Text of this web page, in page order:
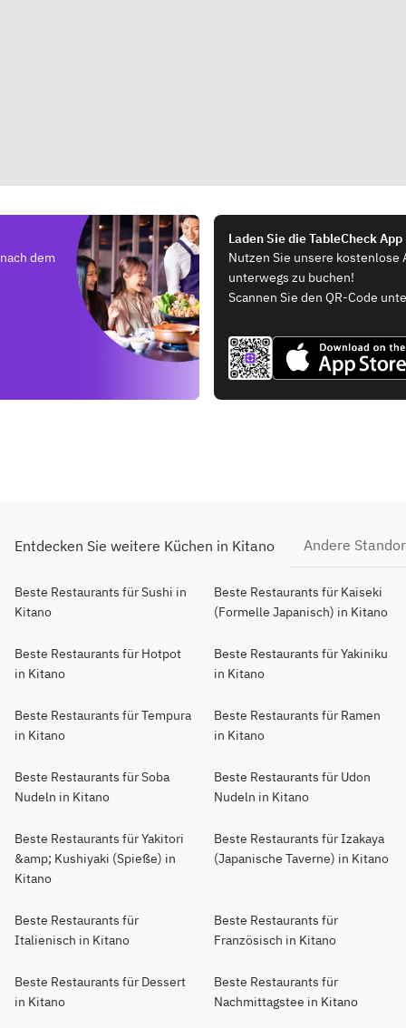
dem
Laden Sie die TableCheck
Nutzen Sie unsere kostenlose
unterwegs zu buchen!
Scannen Sie den QR-Code
Entdecken Sie weitere Küchen in Kitano Andere
Beste Restaurants für Sushi in
Kitano
Beste Restaurants für Kaiseki
(Formelle Japanisch) in Kitano
Beste Restaurants für Hotpot
in Kitano
Beste Restaurants für Yakiniku
in Kitano
Beste Restaurants für Tempura
in Kitano
Beste Restaurants für Ramen
in Kitano
Beste Restaurants für Soba
Nudeln in Kitano
Beste Restaurants für Udon
Nudeln in Kitano
Beste Restaurants für Yakitori
&amp; Kushiyaki (Spieße) in
Kitano
Beste Restaurants für Izakaya
(Japanische Taverne) in Kitano
Beste Restaurants für
Italienisch in Kitano
Beste Restaurants für
Französisch in Kitano
Beste Restaurants für Dessert
in Kitano
Beste Restaurants für
Nachmittagstee in Kitano